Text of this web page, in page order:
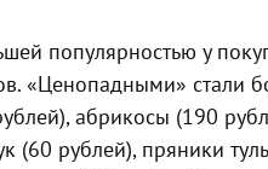
популярностью у
«Ценопадными» стали
абрикосы (190
(60 рублей), пряники